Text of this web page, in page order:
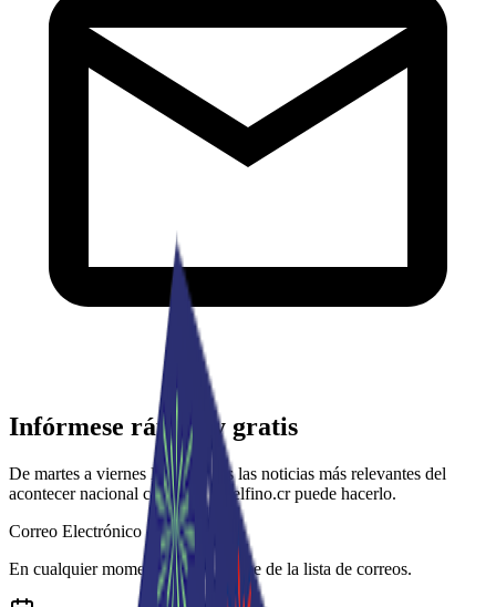
Infórmese rápido y gratis
De martes a viernes le contamos las noticias más relevantes del
acontecer nacional como solo Delfino.cr puede hacerlo.
Correo Electrónico
En cualquier momento puede salirse de la lista de correos.